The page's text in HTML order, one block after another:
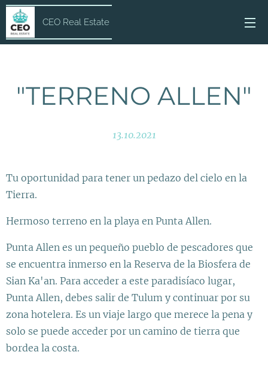
CEO Real Estate
"TERRENO ALLEN"
13.10.2021
Tu oportunidad para tener un pedazo del cielo en la
Tierra.
Hermoso terreno en la playa en Punta Allen.
Punta Allen es un pequeño pueblo de pescadores que
se encuentra inmerso en la Reserva de la Biosfera de
Sian Ka'an. Para acceder a este paradisíaco lugar,
Punta Allen, debes salir de Tulum y continuar por su
zona hotelera. Es un viaje largo que merece la pena y
solo se puede acceder por un camino de tierra que
bordea la costa.